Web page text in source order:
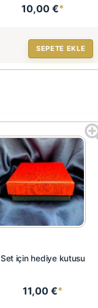
10,00 €*
SEPETE EKLE
Set için hediye kutusu
11,00 €*